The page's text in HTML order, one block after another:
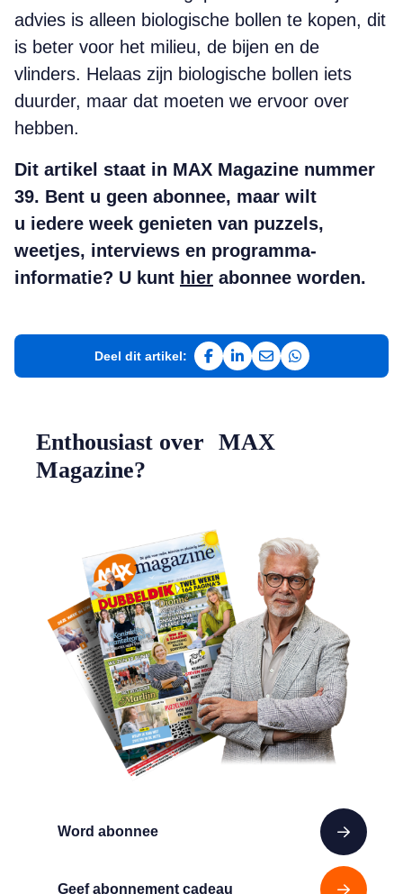
advies is alleen biologische bollen te kopen, dit
is beter voor het milieu, de bijen en de
vlinders. Helaas zijn biologische bollen iets
duurder, maar dat moeten we ervoor over
hebben.
Dit artikel staat in MAX Magazine nummer
39. Bent u geen abonnee, maar wilt
u iedere week genieten van puzzels,
weetjes, interviews en programma-
informatie? U kunt hier abonnee worden.
Deel dit artikel:
Deel op Facebook
Deel op LinkedIn
Deel via e-mail
Deel via
Word abonnee
Geef abonnement cadeau
Enthousiast over MAX
Magazine?